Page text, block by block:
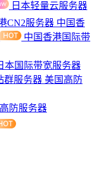
日本轻量云服务器
CN2服务器 中国香
中国香港国际带
本国际带宽服务器
群服务器 美国高防
防服务器